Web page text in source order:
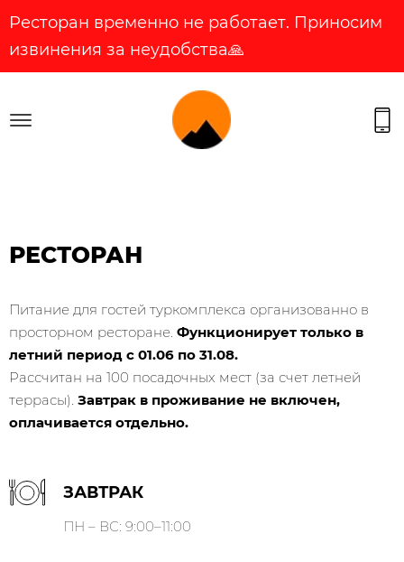
Ресторан временно не работает. Приносим
извинения за неудобства🙏
РЕСТОРАН
Питание для гостей туркомплекса организованно в
просторном ресторане. Функционирует только в
летний период с 01.06 по 31.08.
Рассчитан на 100 посадочных мест (за счет летней
террасы). Завтрак в проживание не включен,
оплачивается отдельно.
ЗАВТРАК
ПН – ВС: 9:00–11:00